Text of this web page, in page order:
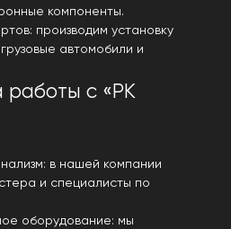
компоненты.
производим установку
автомобили и
работы с «РК
в нашей компании
и специалисты по
оборудование: мы